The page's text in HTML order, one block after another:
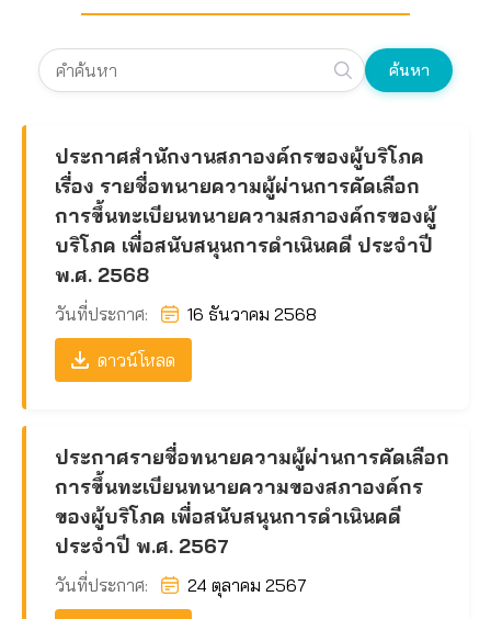
ค้นหา
ประกาศสำนักงานสภาองค์กรของผู้บริโภค
เรื่อง รายชื่อทนายความผู้ผ่านการคัดเลือก
การขึ้นทะเบียนทนายความสภาองค์กรของผู้
บริโภค เพื่อสนับสนุนการดำเนินคดี ประจำปี
พ.ศ. 2568
วันที่ประกาศ: 16 ธันวาคม 2568
ดาวน์โหลด
ประกาศรายชื่อทนายความผู้ผ่านการคัดเลือก
การขึ้นทะเบียนทนายความของสภาองค์กร
ของผู้บริโภค เพื่อสนับสนุนการดำเนินคดี
ประจำปี พ.ศ. 2567
วันที่ประกาศ: 24 ตุลาคม 2567